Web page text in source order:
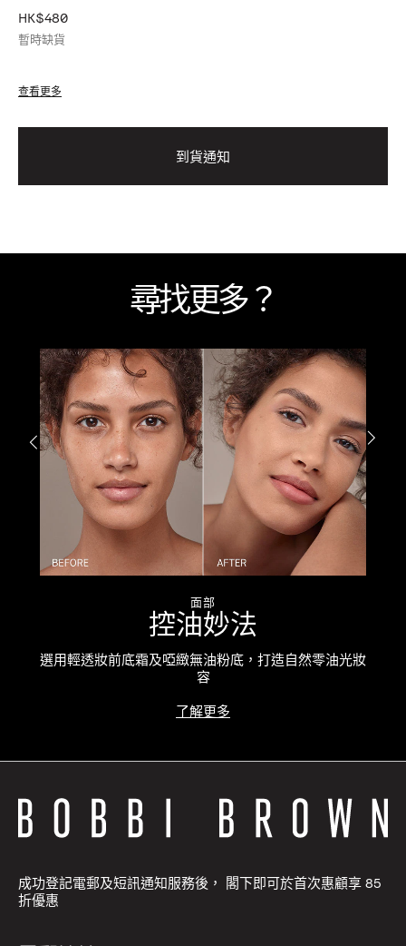
HK$480
暫時缺貨
查看更多
到貨通知
尋找更多？
面部
控油妙法
選用輕透妝前底霜及啞緻無油粉底，打造自然零油光妝
容
了解更多
成功登記電郵及短訊通知服務後， 閣下即可於首次惠顧享 85
折優惠